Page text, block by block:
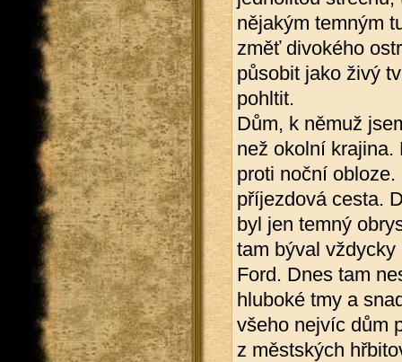
nějakým temným
změť divokého
působit jako živý
pohltit.
Dům, k němuž
než okolní krajina.
proti noční
příjezdová cesta.
byl jen temný
tam býval
Ford. Dnes tam
hluboké tmy a
všeho nejvíc dům
z městských